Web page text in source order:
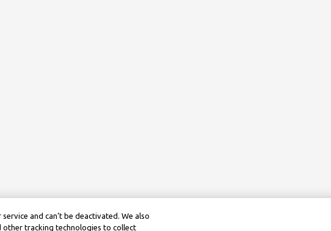
and can’t be deactivated. We also
other tracking technologies to collect